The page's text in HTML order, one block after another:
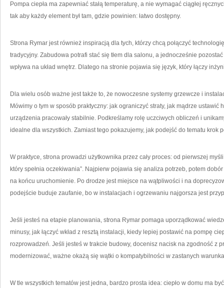
Pompa ciepła ma zapewniać stałą temperaturę, a nie wymagać ciągłej
tak aby każdy element był tam, gdzie powinien: łatwo dostępny.
Strona Rymar jest również inspiracją dla tych, którzy chcą połączyć
tradycyjny. Zabudowa potrafi stać się tłem dla salonu, a jednocześnie
wpływa na układ wnętrz. Dlatego na stronie pojawia się język, który łączy
Dla wielu osób ważne jest także to, że nowoczesne systemy grzewcze i
Mówimy o tym w sposób praktyczny: jak ograniczyć straty, jak mądrze ustawić
urządzenia pracowały stabilnie. Podkreślamy rolę uczciwych obliczeń i
idealne dla wszystkich. Zamiast tego pokazujemy, jak podejść do tematu krok
W praktyce, strona prowadzi użytkownika przez cały proces: od pierwszej
który spełnia oczekiwania”. Najpierw pojawia się analiza potrzeb, potem
na końcu uruchomienie. Po drodze jest miejsce na wątpliwości i na
podejście buduje zaufanie, bo w instalacjach i ogrzewaniu najgorsza jest
Jeśli jesteś na etapie planowania, strona Rymar pomaga uporządkować
minusy, jak łączyć wkład z resztą instalacji, kiedy lepiej postawić na pompę
rozprowadzeń. Jeśli jesteś w trakcie budowy, docenisz nacisk na zgodność z
modernizować, ważne okażą się wątki o kompatybilności w zastanych
W tle wszystkich tematów jest jedna, bardzo prosta idea: ciepło w domu ma